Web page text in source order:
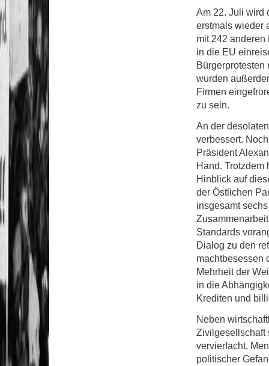
Am 22. Juli wird
erstmals wieder
mit 242
in die EU
Bürgerprotesten
wurden
Firmen
zu sein.
An der
verbessert.
Präsident
Hand. Trotzdem
Hinblick auf
der Östlichen
insgesamt
Standards
Dialog zu den
machtbesessen
Mehrheit der
in die
Krediten und
Neben
Zivilgesellschaft
vervierfacht,
politischer